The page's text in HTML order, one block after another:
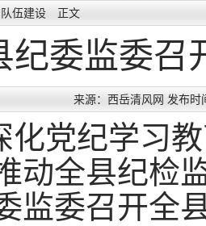
队伍建设 正文
纪委监委召
来源：西岳清风网 发布
化党纪学习
动全县纪检
监委召开全